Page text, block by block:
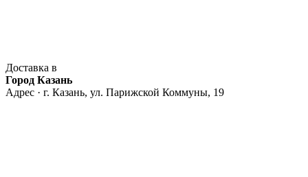
Доставка в
Город Казань
Адрес · г. Казань, ул. Парижской Коммуны, 19